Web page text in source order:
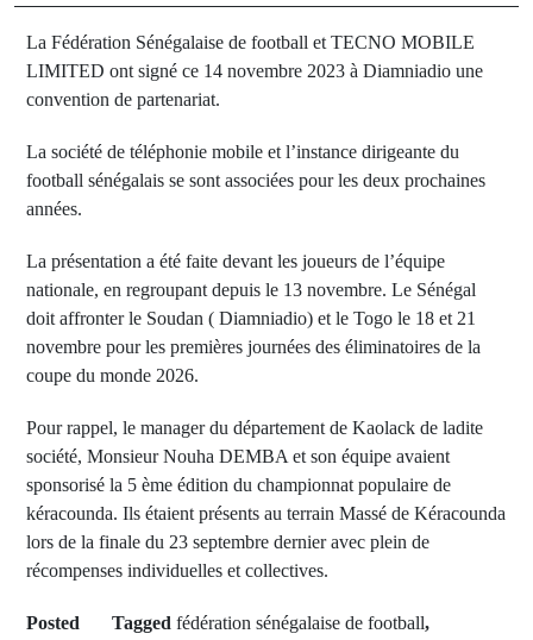
La Fédération Sénégalaise de football et TECNO MOBILE
LIMITED ont signé ce 14 novembre 2023 à Diamniadio une
convention de partenariat.
La société de téléphonie mobile et l’instance dirigeante du
football sénégalais se sont associées pour les deux prochaines
années.
La présentation a été faite devant les joueurs de l’équipe
nationale, en regroupant depuis le 13 novembre. Le Sénégal
doit affronter le Soudan ( Diamniadio) et le Togo le 18 et 21
novembre pour les premières journées des éliminatoires de la
coupe du monde 2026.
Pour rappel, le manager du département de Kaolack de ladite
société, Monsieur Nouha DEMBA et son équipe avaient
sponsorisé la 5 ème édition du championnat populaire de
kéracounda. Ils étaient présents au terrain Massé de Kéracounda
lors de la finale du 23 septembre dernier avec plein de
récompenses individuelles et collectives.
Posted
Tagged fédération sénégalaise de football,